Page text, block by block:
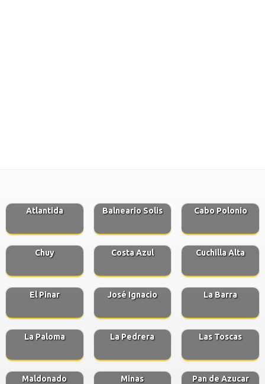
Atlantida Balneario Solis Cabo Polonio
Chuy Costa Azul Cuchilla Alta
El Pinar José Ignacio La Barra
La Paloma La Pedrera Las Toscas
Maldonado Minas Pan de Azucar